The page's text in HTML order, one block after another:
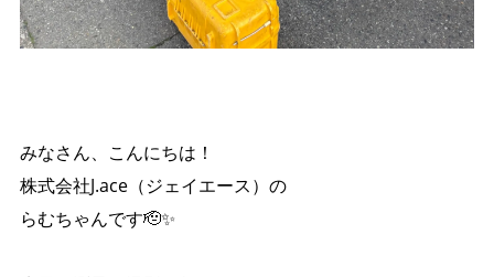
みなさん、こんにちは！
株式会社J.ace（ジェイエース）の
らむちゃんです🫡✨️